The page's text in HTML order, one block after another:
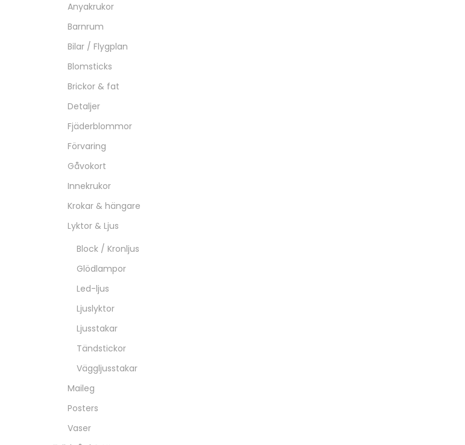
Anyakrukor
Barnrum
Bilar / Flygplan
Blomsticks
Brickor & fat
Detaljer
Fjäderblommor
Förvaring
Gåvokort
Innekrukor
Krokar & hängare
Lyktor & Ljus
Block / Kronljus
Glödlampor
Led-ljus
Ljuslyktor
Ljusstakar
Tändstickor
Väggljusstakar
Maileg
Posters
Vaser